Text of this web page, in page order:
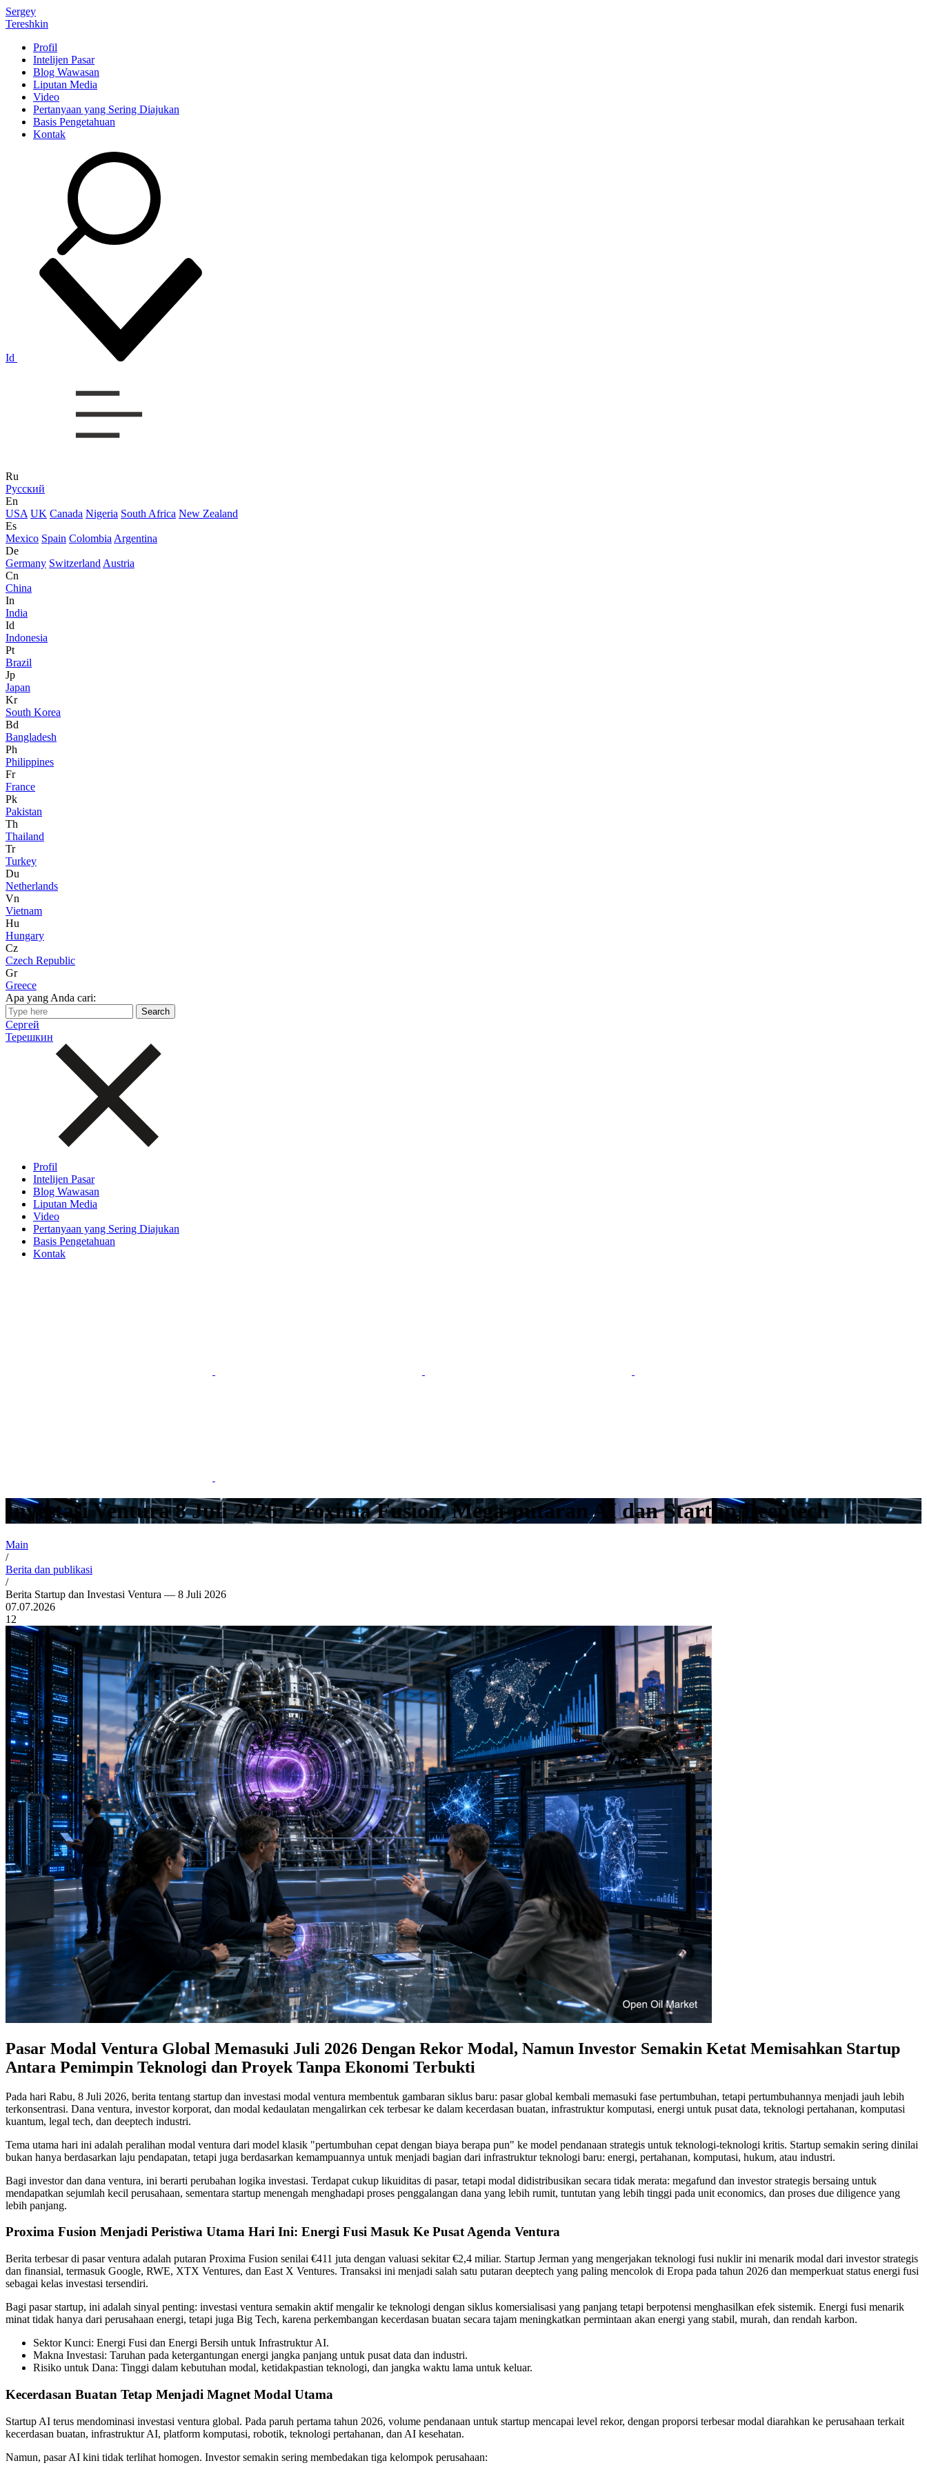
Sergey
Tereshkin
Profil
Intelijen Pasar
Blog Wawasan
Liputan Media
Video
Pertanyaan yang Sering Diajukan
Basis Pengetahuan
Kontak
Id
Ru
Русский
En
USA UK Canada Nigeria South Africa New Zealand
Es
Mexico Spain Colombia Argentina
De
Germany Switzerland Austria
Cn
China
In
India
Id
Indonesia
Pt
Brazil
Jp
Japan
Kr
South Korea
Bd
Bangladesh
Ph
Philippines
Fr
France
Pk
Pakistan
Th
Thailand
Tr
Turkey
Du
Netherlands
Vn
Vietnam
Hu
Hungary
Cz
Czech Republic
Gr
Greece
Apa yang Anda cari:
Сергей
Терешкин
Profil
Intelijen Pasar
Blog Wawasan
Liputan Media
Video
Pertanyaan yang Sering Diajukan
Basis Pengetahuan
Kontak
Investasi Ventura 8 Juli 2026: Proxima Fusion, Mega-putaran AI dan Startup Deeptech
Main
/
Berita dan publikasi
/
Berita Startup dan Investasi Ventura — 8 Juli 2026
07.07.2026
12
Pasar Modal Ventura Global Memasuki Juli 2026 Dengan Rekor Modal, Namun Investor Semakin Ketat Memisahkan Startup
Antara Pemimpin Teknologi dan Proyek Tanpa Ekonomi Terbukti
Pada hari Rabu, 8 Juli 2026, berita tentang startup dan investasi modal ventura membentuk gambaran siklus baru: pasar global kembali memasuki fase pertumbuhan, tetapi pertumbuhannya menjadi jauh lebih
terkonsentrasi. Dana ventura, investor korporat, dan modal kedaulatan mengalirkan cek terbesar ke dalam kecerdasan buatan, infrastruktur komputasi, energi untuk pusat data, teknologi pertahanan, komputasi
kuantum, legal tech, dan deeptech industri.
Tema utama hari ini adalah peralihan modal ventura dari model klasik "pertumbuhan cepat dengan biaya berapa pun" ke model pendanaan strategis untuk teknologi-teknologi kritis. Startup semakin sering dinilai
bukan hanya berdasarkan laju pendapatan, tetapi juga berdasarkan kemampuannya untuk menjadi bagian dari infrastruktur teknologi baru: energi, pertahanan, komputasi, hukum, atau industri.
Bagi investor dan dana ventura, ini berarti perubahan logika investasi. Terdapat cukup likuiditas di pasar, tetapi modal didistribusikan secara tidak merata: megafund dan investor strategis bersaing untuk
mendapatkan sejumlah kecil perusahaan, sementara startup menengah menghadapi proses penggalangan dana yang lebih rumit, tuntutan yang lebih tinggi pada unit economics, dan proses due diligence yang
lebih panjang.
Proxima Fusion Menjadi Peristiwa Utama Hari Ini: Energi Fusi Masuk Ke Pusat Agenda Ventura
Berita terbesar di pasar ventura adalah putaran Proxima Fusion senilai €411 juta dengan valuasi sekitar €2,4 miliar. Startup Jerman yang mengerjakan teknologi fusi nuklir ini menarik modal dari investor strategis
dan finansial, termasuk Google, RWE, XTX Ventures, dan East X Ventures. Transaksi ini menjadi salah satu putaran deeptech yang paling mencolok di Eropa pada tahun 2026 dan memperkuat status energi fusi
sebagai kelas investasi tersendiri.
Bagi pasar startup, ini adalah sinyal penting: investasi ventura semakin aktif mengalir ke teknologi dengan siklus komersialisasi yang panjang tetapi berpotensi menghasilkan efek sistemik. Energi fusi menarik
minat tidak hanya dari perusahaan energi, tetapi juga Big Tech, karena perkembangan kecerdasan buatan secara tajam meningkatkan permintaan akan energi yang stabil, murah, dan rendah karbon.
Sektor Kunci: Energi Fusi dan Energi Bersih untuk Infrastruktur AI.
Makna Investasi: Taruhan pada ketergantungan energi jangka panjang untuk pusat data dan industri.
Risiko untuk Dana: Tinggi dalam kebutuhan modal, ketidakpastian teknologi, dan jangka waktu lama untuk keluar.
Kecerdasan Buatan Tetap Menjadi Magnet Modal Utama
Startup AI terus mendominasi investasi ventura global. Pada paruh pertama tahun 2026, volume pendanaan untuk startup mencapai level rekor, dengan proporsi terbesar modal diarahkan ke perusahaan terkait
kecerdasan buatan, infrastruktur AI, platform komputasi, robotik, teknologi pertahanan, dan AI kesehatan.
Namun, pasar AI kini tidak terlihat homogen. Investor semakin sering membedakan tiga kelompok perusahaan: